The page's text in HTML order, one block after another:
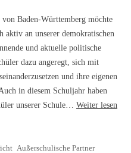
Baden-Württemberg möchte
aktiv an unserer demokratischen
und aktuelle politische
dazu angeregt, sich mit
und ihre eigenen
in diesem Schuljahr haben
unserer Schule… Weiter lesen
Außerschulische Partner